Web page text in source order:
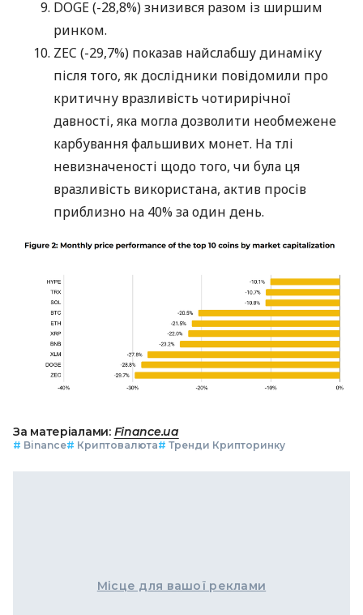
DOGE (-28,8%) знизився разом із ширшим
ринком.
ZEC (-29,7%) показав найслабшу динаміку
після того, як дослідники повідомили про
критичну вразливість чотирирічної
давності, яка могла дозволити необмежене
карбування фальшивих монет. На тлі
невизначеності щодо того, чи була ця
вразливість використана, актив просів
приблизно на 40% за один день.
За матеріалами: Finance.ua
# Binance# Криптовалюта# Тренди Крипторинку
Місце для вашої реклами